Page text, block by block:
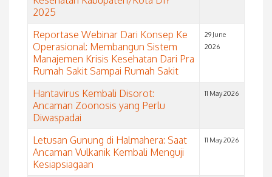
2025
Reportase Webinar Dari Konsep Ke
Operasional: Membangun Sistem
Manajemen Krisis Kesehatan Dari Pra
Rumah Sakit Sampai Rumah Sakit
29 June
2026
Hantavirus Kembali Disorot:
Ancaman Zoonosis yang Perlu
Diwaspadai
11 May 2026
Letusan Gunung di Halmahera: Saat
Ancaman Vulkanik Kembali Menguji
Kesiapsiagaan
11 May 2026